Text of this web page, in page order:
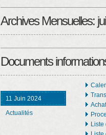
Archives Mensuelles:
Documents
11 Juin 2024
Actualités
Liste